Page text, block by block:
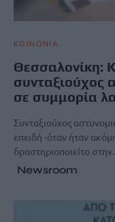
ΚΟΙΝΩΝΙΑ
Θεσσαλονίκη:
συνταξιούχος
σε συμμορία
Συνταξιούχος
επειδή -όταν ήταν
δραστηριοποιείτο
Newsroom